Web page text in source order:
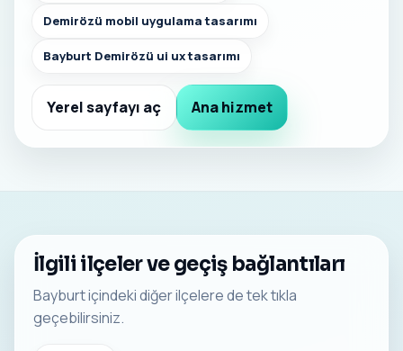
Demirözü mobil uygulama tasarımı
Bayburt Demirözü ui ux tasarımı
Yerel sayfayı aç Ana hizmet
İlgili ilçeler ve geçiş bağlantıları
Bayburt içindeki diğer ilçelere de tek tıkla
geçebilirsiniz.